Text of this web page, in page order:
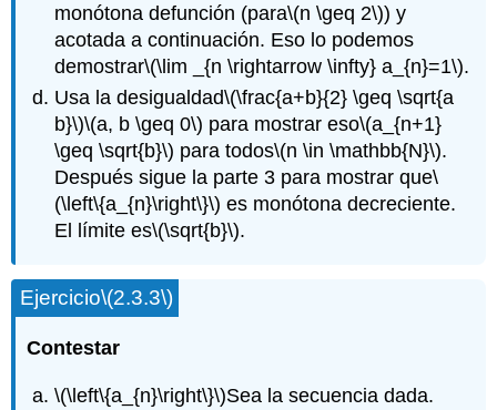
monótona defunción (para\(n \geq 2\)) y
acotada a continuación. Eso lo podemos
demostrar\(\lim _{n \rightarrow \infty} a_{n}=1\).
Usa la desigualdad\(\frac{a+b}{2} \geq \sqrt{a
b}\)\(a, b \geq 0\) para mostrar eso\(a_{n+1}
\geq \sqrt{b}\) para todos\(n \in \mathbb{N}\).
Después sigue la parte 3 para mostrar que\
(\left\{a_{n}\right\}\) es monótona decreciente.
El límite es\(\sqrt{b}\).
Ejercicio\(2.3.3\)
Contestar
\(\left\{a_{n}\right\}\)Sea la secuencia dada.